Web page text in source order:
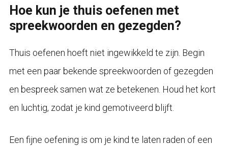
Hoe kun je thuis oefenen met
spreekwoorden en gezegden?
Thuis oefenen hoeft niet ingewikkeld te zijn. Begin
met een paar bekende spreekwoorden of gezegden
en bespreek samen wat ze betekenen. Houd het kort
en luchtig, zodat je kind gemotiveerd blijft.
Een fijne oefening is om je kind te laten raden of een